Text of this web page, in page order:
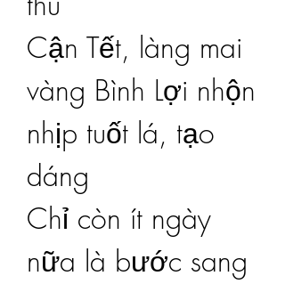
Cận Tết, làng mai
vàng Bình Lợi nhộn
nhịp tuốt lá, tạo
dáng
Chỉ còn ít ngày
nữa là bước sang